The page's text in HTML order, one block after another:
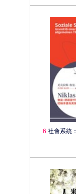
6 社會系統